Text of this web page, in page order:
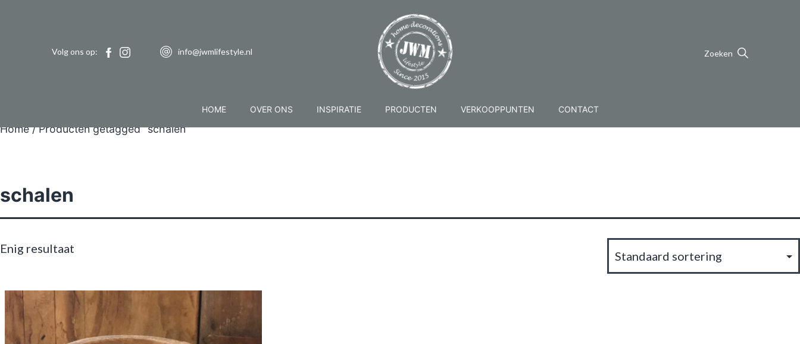
Volg ons op: info@jwmlifestyle.nl Zoeken
HOME OVER ONS INSPIRATIE PRODUCTEN VERKOOPPUNTEN CONTACT
Home/ Producten getagged “schalen”
schalen
Enig resultaat